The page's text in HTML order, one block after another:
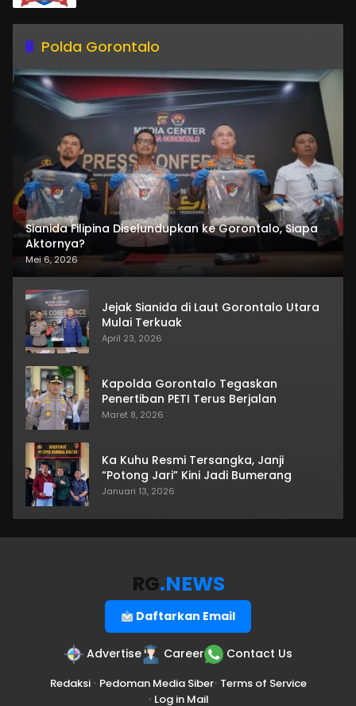
Polda Gorontalo
Sianida Filipina Diselundupkan ke Gorontalo, Siapa
Aktornya?
Mei 6, 2026
Jejak Sianida di Laut Gorontalo Utara
Mulai Terkuak
April 23, 2026
Kapolda Gorontalo Tegaskan
Penertiban PETI Terus Berjalan
Maret 8, 2026
Ka Kuhu Resmi Tersangka, Janji
“Potong Jari” Kini Jadi Bumerang
Januari 13, 2026
RG.NEWS
Daftarkan Email
Advertise Career Contact Us
Redaksi• Pedoman Media Siber• Terms of Service
• Log in Mail